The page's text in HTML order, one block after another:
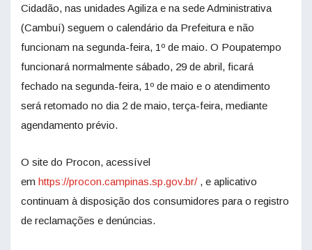
Cidadão, nas unidades Agiliza e na sede Administrativa
(Cambuí) seguem o calendário da Prefeitura e não
funcionam na segunda-feira, 1º de maio. O Poupatempo
funcionará normalmente sábado, 29 de abril, ficará
fechado na segunda-feira, 1º de maio e o atendimento
será retomado no dia 2 de maio, terça-feira, mediante
agendamento prévio.
O site do Procon, acessível
em https://procon.campinas.sp.gov.br/ , e aplicativo
continuam à disposição dos consumidores para o registro
de reclamações e denúncias.